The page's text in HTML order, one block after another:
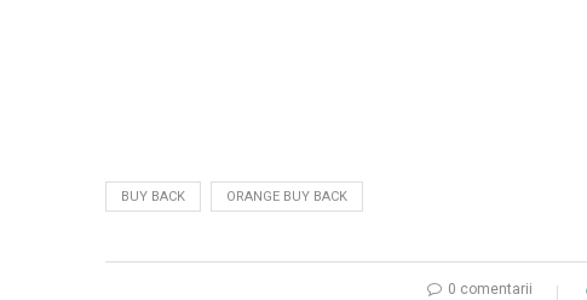
BUY BACK ORANGE BUY BACK
0 comentarii